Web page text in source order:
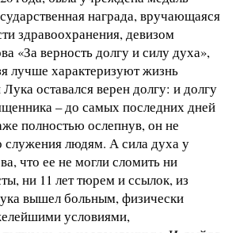
награда, вручающаяся
здравоохранения, девизом
«За верность долгу и силу духа»,
лучше характеризуют жизнь
Лука оставался верен долгу: и долгу
– до самых последних дней
полностью ослепнув, он не
служения людям. А сила духа у
что ее не могли сломить ни
ни 11 лет тюрем и ссылок, из
вышел больным, физически
условиями,